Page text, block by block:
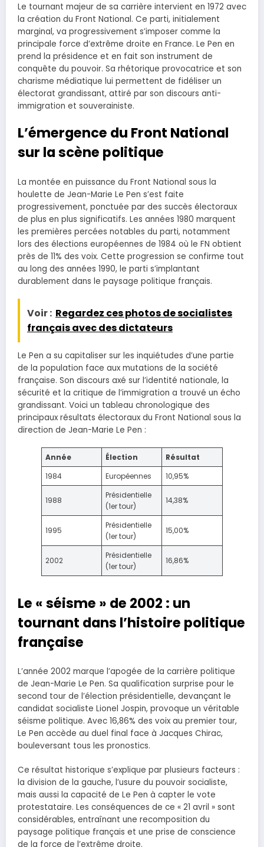
Le tournant majeur de sa carrière intervient en 1972 avec
la création du Front National. Ce parti, initialement
marginal, va progressivement s’imposer comme la
principale force d’extrême droite en France. Le Pen en
prend la présidence et en fait son instrument de
conquête du pouvoir. Sa rhétorique provocatrice et son
charisme médiatique lui permettent de fidéliser un
électorat grandissant, attiré par son discours anti-
immigration et souverainiste.
L’émergence du Front National
sur la scène politique
La montée en puissance du Front National sous la
houlette de Jean-Marie Le Pen s’est faite
progressivement, ponctuée par des succès électoraux
de plus en plus significatifs. Les années 1980 marquent
les premières percées notables du parti, notamment
lors des élections européennes de 1984 où le FN obtient
près de 11% des voix. Cette progression se confirme tout
au long des années 1990, le parti s’implantant
durablement dans le paysage politique français.
Voir : Regardez ces photos de socialistes
français avec des dictateurs
Le Pen a su capitaliser sur les inquiétudes d’une partie
de la population face aux mutations de la société
française. Son discours axé sur l’identité nationale, la
sécurité et la critique de l’immigration a trouvé un écho
grandissant. Voici un tableau chronologique des
principaux résultats électoraux du Front National sous la
direction de Jean-Marie Le Pen :
Année Élection
Résultat
1984
Européennes 10,95%
1988
Présidentielle
(1er tour)
14,38%
1995
Présidentielle
(1er tour)
15,00%
2002
Présidentielle
(1er tour)
16,86%
Le « séisme » de 2002 : un
tournant dans l’histoire politique
française
L’année 2002 marque l’apogée de la carrière politique
de Jean-Marie Le Pen. Sa qualification surprise pour le
second tour de l’élection présidentielle, devançant le
candidat socialiste Lionel Jospin, provoque un véritable
séisme politique. Avec 16,86% des voix au premier tour,
Le Pen accède au duel final face à Jacques Chirac,
bouleversant tous les pronostics.
Ce résultat historique s’explique par plusieurs facteurs :
la division de la gauche, l’usure du pouvoir socialiste,
mais aussi la capacité de Le Pen à capter le vote
protestataire. Les conséquences de ce « 21 avril » sont
considérables, entraînant une recomposition du
paysage politique français et une prise de conscience
de la force de l’extrême droite.